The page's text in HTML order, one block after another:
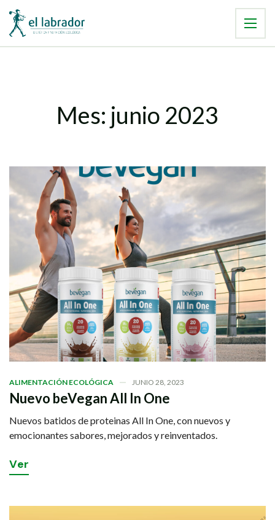
Mes: junio 2023
ALIMENTACIÓN ECOLÓGICA JUNIO 28, 2023
Nuevo beVegan All In One
Nuevos batidos de proteinas All In One, con nuevos y
emocionantes sabores, mejorados y reinventados.
Ver